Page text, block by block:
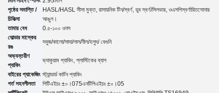
পৃষ্ঠের সমাপ্তি /
চিকিত্সা
HASL/HASL সীসা মুক্ত, রাসায়নিক টিন/স্বর্ণ, ডুব স্বর্ণ/সিলভার, ওএসপিস্বর্ণায়িতসোনার
আঙুল।
তামার বেধ
0.৫-১০০ ওনস
সোল্ডার মাস্কের
রঙ
সবুজ/কালো/সাদা/লাল/নীল/হলুদ/ বেগুনি
অভ্যন্তরীণ
প্যাকিং
ভ্যাকুয়াম প্যাকিং, প্লাস্টিকের ব্যাগ
বাইরের প্যাকেজিং স্ট্যান্ডার্ড কার্টন প্যাকিং
গর্ত সহনশীলতা
পিটিএইচঃ ±০।075এনটিপিএইচঃ ±০।05